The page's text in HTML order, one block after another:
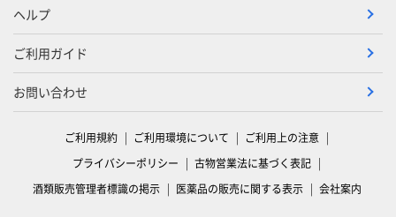
ヘルプ
ご利用ガイド
お問い合わせ
ご利用規約 ご利用環境について
ご利用上の注意
プライバシーポリシー
古物営業法に基づく表記
酒類販売管理者標識の掲示
医薬品の販売に関する表示 会社案内